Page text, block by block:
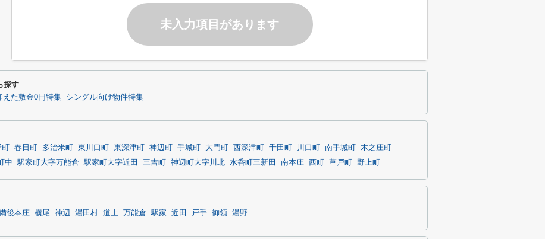
未入力項目があります
探す
えた敷金0円特集 シングル向け物件特集
春日町 多治米町 東川口町 東深津町 神辺町 手城町 大門町 西深津町 千田町 川口町 南手城町
木之庄町
中 駅家町大字万能倉 駅家町大字近田 三吉町 神辺町大字川北 水呑町三新田 南本庄 西町 草戸町 野上町
後本庄 横尾 神辺 湯田村 道上 万能倉 駅家 近田 戸手 御領 湯野